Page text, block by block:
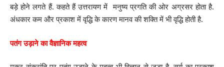
बड़े होने लगते हैं. कहते हैं उत्तरायण में मनुष्य प्रगति की ओर अग्रसर होता है.
अंधकार कम और प्रकाश में वृद्धि के कारण मानव की शक्ति में भी वृद्धि होती है.
पतंग उड़ाने का वैज्ञानिक महत्व